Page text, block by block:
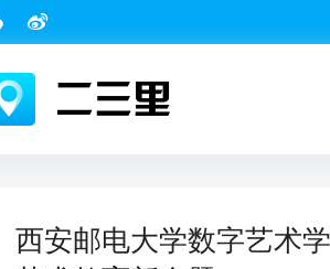
西安邮电大学数字艺术